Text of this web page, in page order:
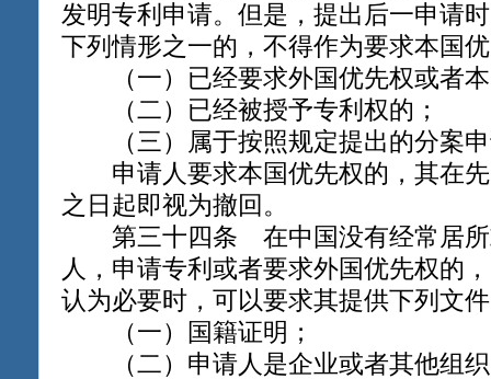
发明专利申请。但是，提出后一申请
下列情形之一的，不得作为要求本国
（一）已经要求外国优先权或者本
（二）已经被授予专利权的；
（三）属于按照规定提出的分案申
申请人要求本国优先权的，其在先
之日起即视为撤回。
第三十四条 在中国没有经常居所
人，申请专利或者要求外国优先权的
认为必要时，可以要求其提供下列文
（一）国籍证明；
（二）申请人是企业或者其他组织